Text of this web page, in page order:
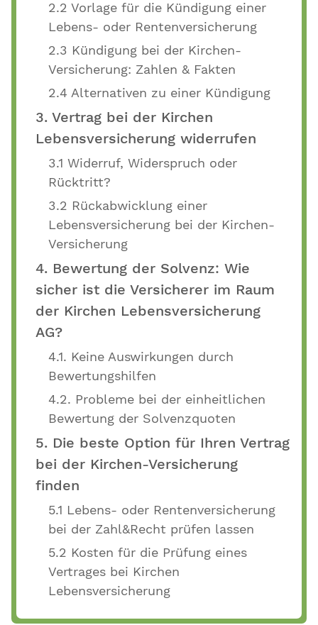
2.2 Vorlage für die Kündigung einer
Lebens- oder Rentenversicherung
2.3 Kündigung bei der Kirchen-
Versicherung: Zahlen & Fakten
2.4 Alternativen zu einer Kündigung
3. Vertrag bei der Kirchen
Lebensversicherung widerrufen
3.1 Widerruf, Widerspruch oder
Rücktritt?
3.2 Rückabwicklung einer
Lebensversicherung bei der Kirchen-
Versicherung
4. Bewertung der Solvenz: Wie
sicher ist die Versicherer im Raum
der Kirchen Lebensversicherung
AG?
4.1. Keine Auswirkungen durch
Bewertungshilfen
4.2. Probleme bei der einheitlichen
Bewertung der Solvenzquoten
5. Die beste Option für Ihren Vertrag
bei der Kirchen-Versicherung
finden
5.1 Lebens- oder Rentenversicherung
bei der Zahl&Recht prüfen lassen
5.2 Kosten für die Prüfung eines
Vertrages bei Kirchen
Lebensversicherung